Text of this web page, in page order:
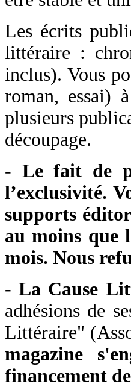
Les écrits
littéraire :
inclus). Vous
roman, essai)
plusieurs
découpage.
- Le fait de
l’exclusivité.
supports
au moins que
mois. Nous
-La Cause
adhésions de
Littéraire"
magazine
financement